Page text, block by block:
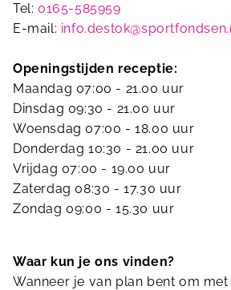
Tel:0165-585959
E-mail:
Openingstijden receptie:
Maandag 07:00 - 21.00 uur
Dinsdag 09:30 - 21.00 uur
Woensdag 07:00 - 18.00 uur
Donderdag 10:30 - 21.00 uur
Vrijdag 07:00 - 19.00 uur
Zaterdag 08:30 - 17.30 uur
Zondag 09:00 - 15.30 uur
Waar kun je ons vinden?
Wanneer je van plan bent om